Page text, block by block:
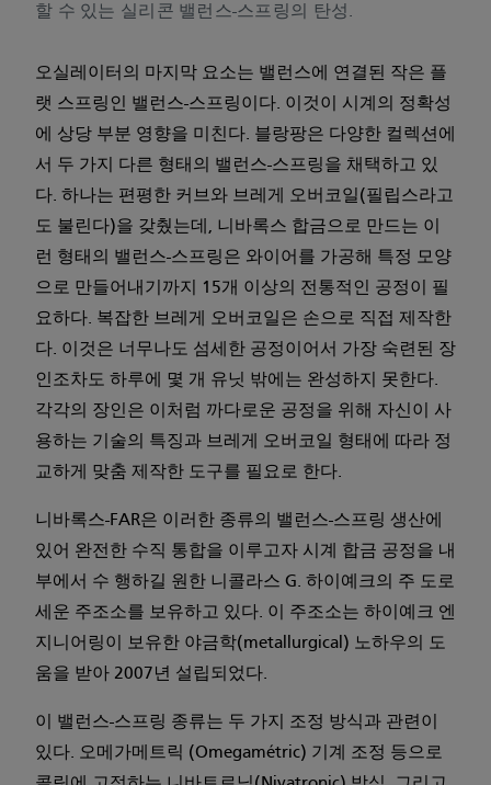
할 수 있는 실리콘 밸런스-스프링의 탄성.
오실레이터의 마지막 요소는 밸런스에 연결된 작은 플
랫 스프링인 밸런스-스프링이다. 이것이 시계의 정확성
에 상당 부분 영향을 미친다. 블랑팡은 다양한 컬렉션에
서 두 가지 다른 형태의 밸런스-스프링을 채택하고 있
다. 하나는 편평한 커브와 브레게 오버코일(필립스라고
도 불린다)을 갖췄는데, 니바록스 합금으로 만드는 이
런 형태의 밸런스-스프링은 와이어를 가공해 특정 모양
으로 만들어내기까지 15개 이상의 전통적인 공정이 필
요하다. 복잡한 브레게 오버코일은 손으로 직접 제작한
다. 이것은 너무나도 섬세한 공정이어서 가장 숙련된 장
인조차도 하루에 몇 개 유닛 밖에는 완성하지 못한다.
각각의 장인은 이처럼 까다로운 공정을 위해 자신이 사
용하는 기술의 특징과 브레게 오버코일 형태에 따라 정
교하게 맞춤 제작한 도구를 필요로 한다.
니바록스-FAR은 이러한 종류의 밸런스-스프링 생산에
있어 완전한 수직 통합을 이루고자 시계 합금 공정을 내
부에서 수 행하길 원한 니콜라스 G. 하이예크의 주 도로
세운 주조소를 보유하고 있다. 이 주조소는 하이예크 엔
지니어링이 보유한 야금학(metallurgical) 노하우의 도
움을 받아 2007년 설립되었다.
이 밸런스-스프링 종류는 두 가지 조정 방식과 관련이
있다. 오메가메트릭 (Omega­métric) 기계 조정 등으로